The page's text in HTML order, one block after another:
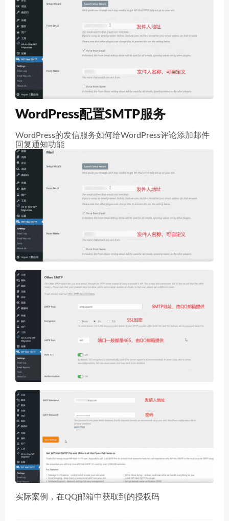
WordPress配置SMTP服务
WordPress的发信服务如何给WordPress评论添加邮件
回复通知功能
实际案例，在QQ邮箱中获取到的授权码